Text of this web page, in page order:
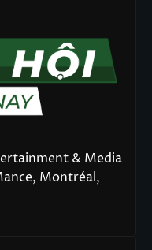
& Media
Montréal,